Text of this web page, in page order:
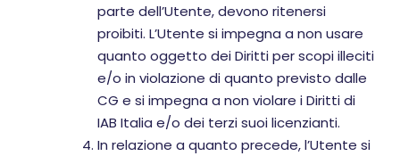
parte dell’Utente, devono ritenersi
proibiti. L’Utente si impegna a non usare
quanto oggetto dei Diritti per scopi illeciti
e/o in violazione di quanto previsto dalle
CG e si impegna a non violare i Diritti di
IAB Italia e/o dei terzi suoi licenzianti.
In relazione a quanto precede, l’Utente si